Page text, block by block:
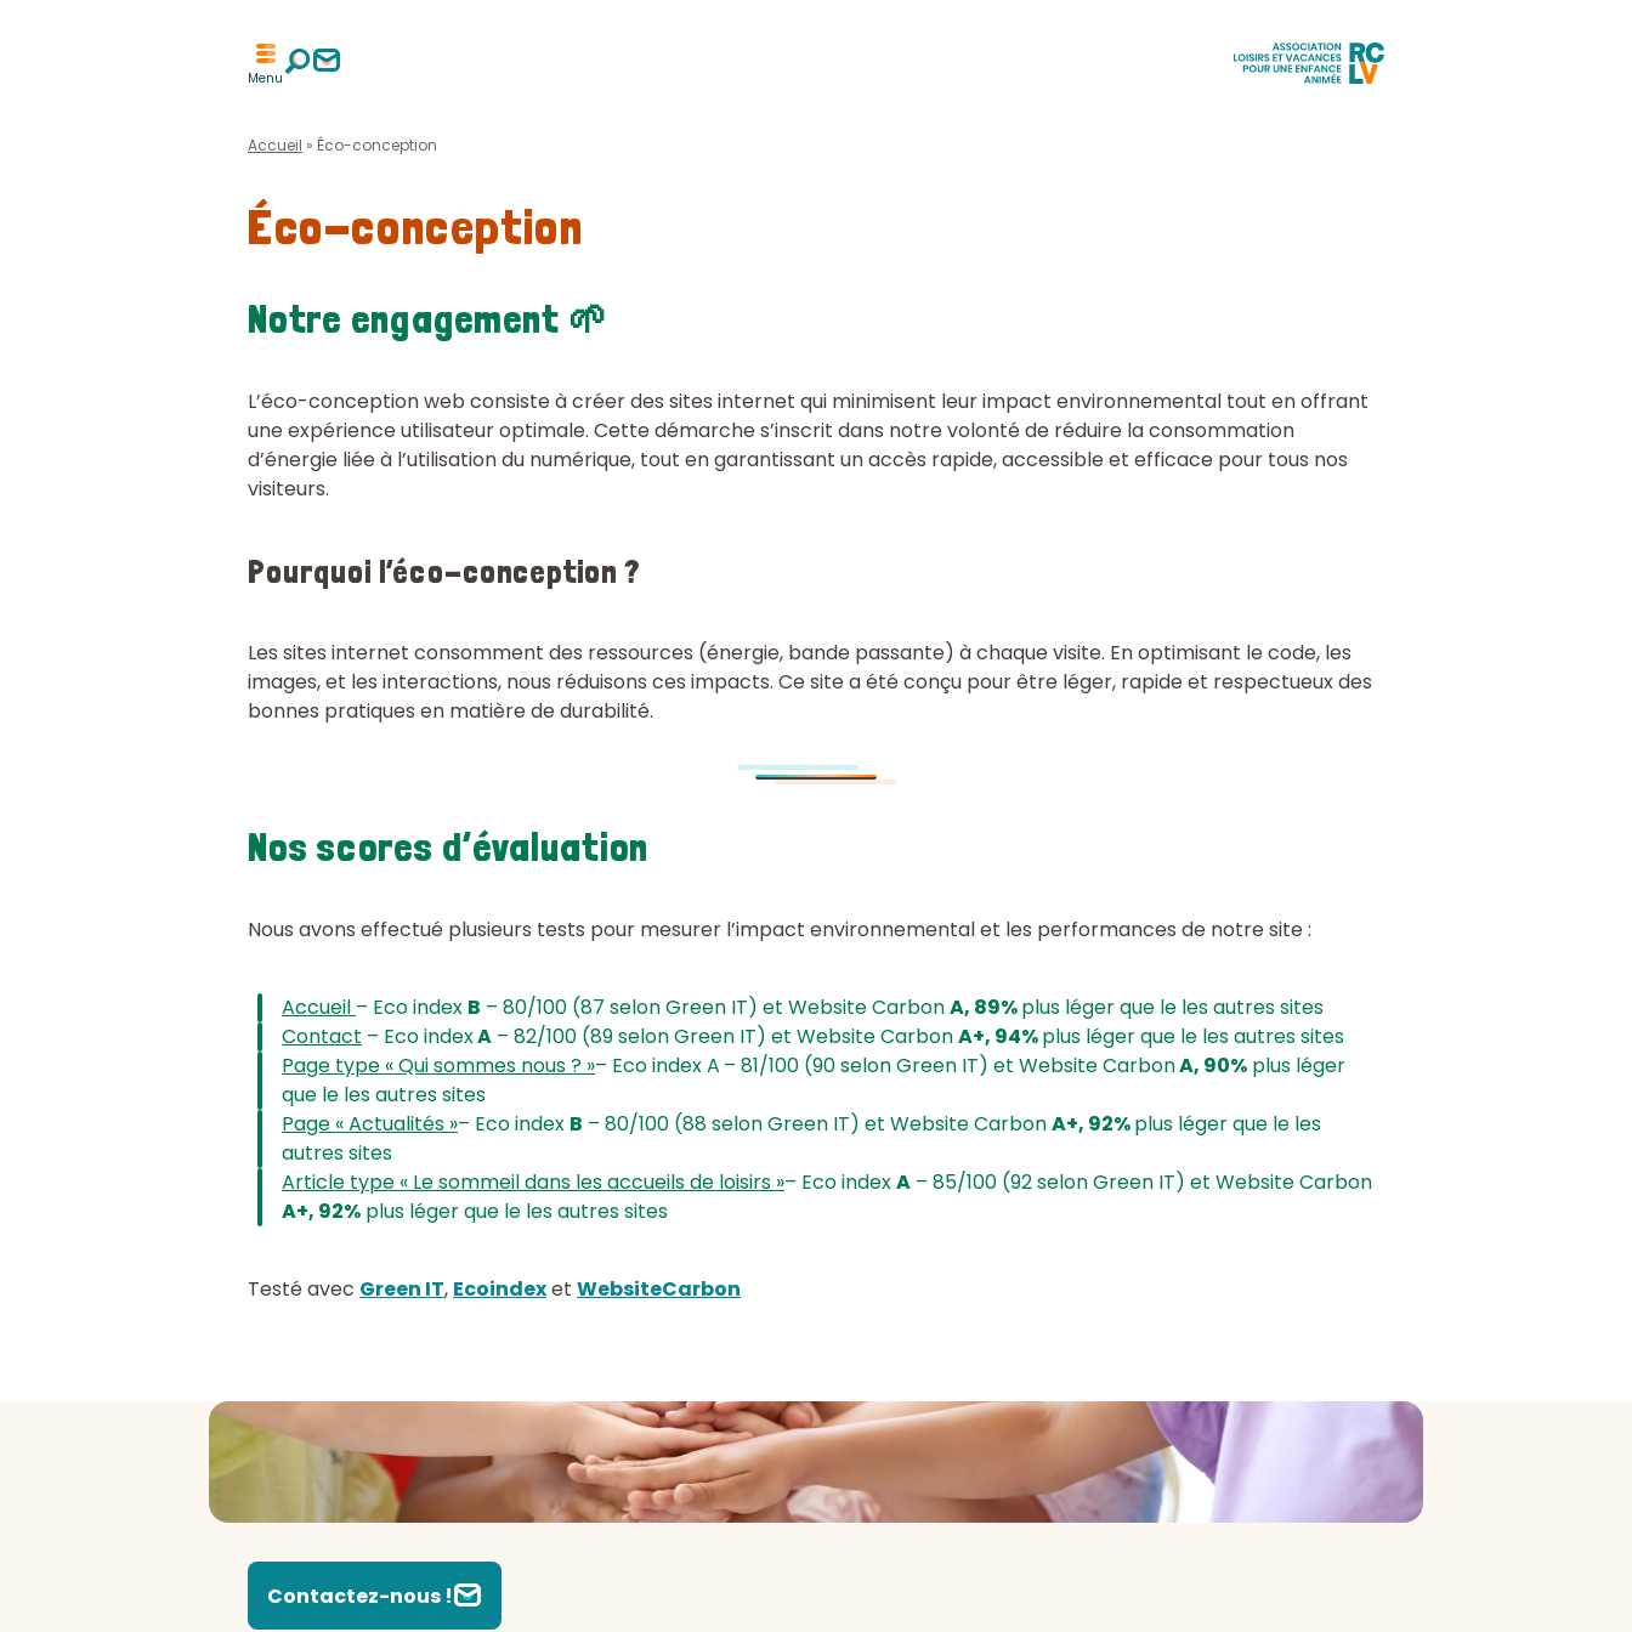
Menu
Aller
à
contact
Aller
Accueil » Éco-conception
Éco-conception
Notre engagement 🌱
L’éco-conception web consiste à créer des sites internet qui minimisent leur impact environnemental tout en offrant
une expérience utilisateur optimale. Cette démarche s’inscrit dans notre volonté de réduire la consommation
d’énergie liée à l’utilisation du numérique, tout en garantissant un accès rapide, accessible et efficace pour tous nos
visiteurs.
Pourquoi l’éco-conception ?
Les sites internet consomment des ressources (énergie, bande passante) à chaque visite. En optimisant le code, les
images, et les interactions, nous réduisons ces impacts. Ce site a été conçu pour être léger, rapide et respectueux des
bonnes pratiques en matière de durabilité.
Nos scores d’évaluation
Nous avons effectué plusieurs tests pour mesurer l’impact environnemental et les performances de notre site :
Accueil – Eco index B – 80/100 (87 selon Green IT) et Website CarbonA, 89%plus léger que le les autres sites
Contact – Eco indexA – 82/100 (89 selon Green IT) et Website CarbonA+, 94%plus léger que le les autres sites
Page type « Qui sommes nous ? »– Eco index A – 81/100 (90 selon Green IT) et Website CarbonA, 90% plus léger
que le les autres sites
Page « Actualités »– Eco index B – 80/100 (88 selon Green IT) et Website CarbonA+, 92%plus léger que le les
autres sites
Article type « Le sommeil dans les accueils de loisirs »– Eco indexA – 85/100 (92 selon Green IT) et Website Carbon
A+, 92% plus léger que le les autres sites
Testé avec Green IT, Ecoindexet WebsiteCarbon
Contactez-nous !